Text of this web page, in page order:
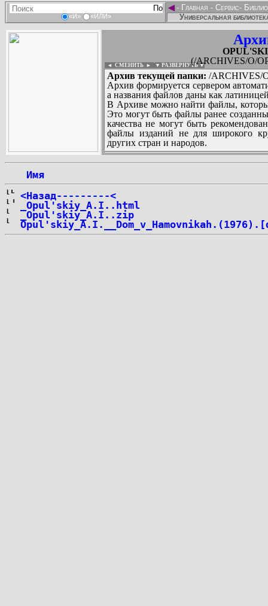
«И» «ИЛИ»
◄- Главная - Сервис-
Универсальная
(/ARCHIVES/O/
◄ СМЕНИТЬ ► ▼ РАЗВЕРНУТЬ ▼
Архив текущей папки: /ARCHIVES/
Архив формируется сервером
а названия файлов даны как
В Архиве можно найти файлы,
Это могут быть файлы ранее
качества не могут быть
файлы изданий не для широкого
других стран и народов.
Имя
<Назад---------<
_Opul'skiy_A.I..html
_Opul'skiy_A.I..zip